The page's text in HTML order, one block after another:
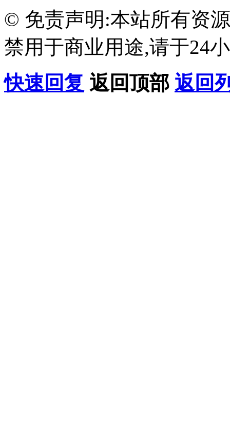
© 免责声明:本站所有资
禁用于商业用途,请于24
快速回复 返回顶部 返回